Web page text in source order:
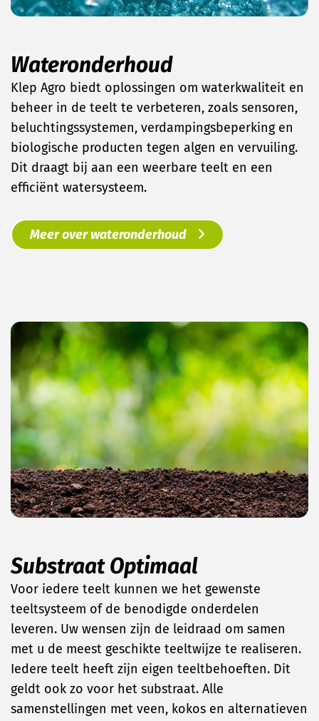
Wateronderhoud
Klep Agro biedt oplossingen om waterkwaliteit en
beheer in de teelt te verbeteren, zoals sensoren,
beluchtingssystemen, verdampingsbeperking en
biologische producten tegen algen en vervuiling.
Dit draagt bij aan een weerbare teelt en een
efficiënt watersysteem.
Meer over wateronderhoud
Substraat Optimaal
Voor iedere teelt kunnen we het gewenste
teeltsysteem of de benodigde onderdelen
leveren. Uw wensen zijn de leidraad om samen
met u de meest geschikte teeltwijze te realiseren.
Iedere teelt heeft zijn eigen teeltbehoeften. Dit
geldt ook zo voor het substraat. Alle
samenstellingen met veen, kokos en alternatieven